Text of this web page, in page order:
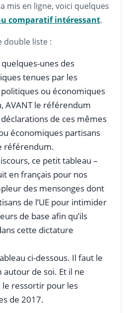
mis en ligne, voici quelques
comparatif intéressant.
double liste :
unes des
tenues par les
ou économiques
AVANT le référendum
de ces mêmes
économiques partisans
référendum.
ce petit tableau –
en français pour nos
des mensonges dont
de l’UE pour intimider
de base afin qu’ils
cette dictature
ci-dessous. Il faut le
de soi. Et il ne
ressortir pour les
de 2017.